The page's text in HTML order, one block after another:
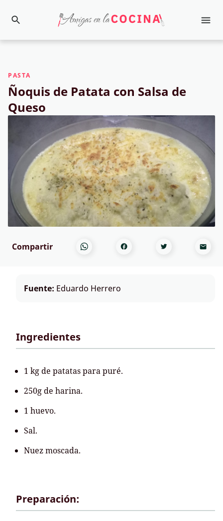
PASTA
Ñoquis de Patata con Salsa de
Queso
Compartir
Fuente: Eduardo Herrero
Ingredientes
1 kg de patatas para puré.
250g de harina.
1 huevo.
Sal.
Nuez moscada.
Preparación: